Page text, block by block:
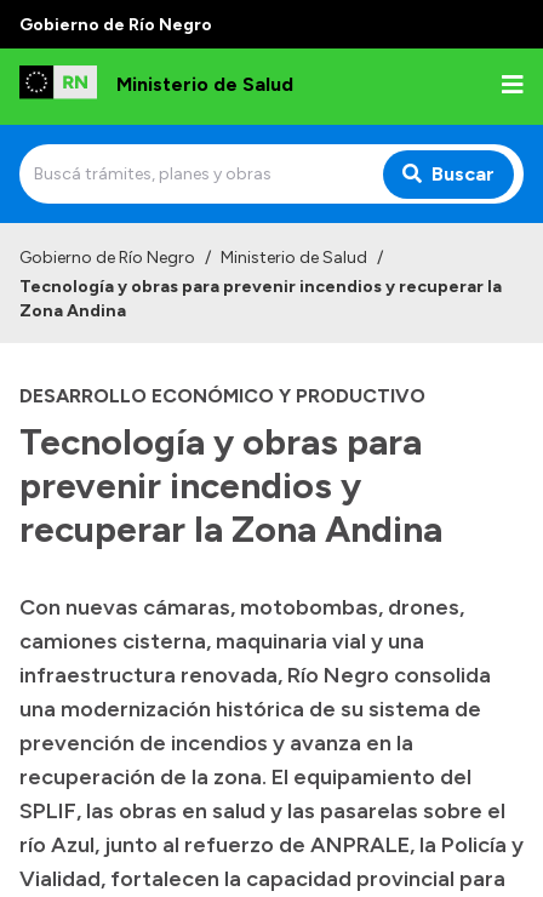
Gobierno de Río Negro
Ministerio de Salud
Buscar
Institucional
Autoridades
Consejos locales
Transparencia
Boletín Oficial
Compras y licitaciones
Consulta de expedientes
Consulta de pago a proveedores
Convocatorias
Intranet
Gobierno de Río Negro / Ministerio de Salud /
Tecnología y obras para prevenir incendios y recuperar la
Zona Andina
DESARROLLO ECONÓMICO Y PRODUCTIVO
Tecnología y obras para
prevenir incendios y
recuperar la Zona Andina
Con nuevas cámaras, motobombas, drones,
camiones cisterna, maquinaria vial y una
infraestructura renovada, Río Negro consolida
una modernización histórica de su sistema de
prevención de incendios y avanza en la
recuperación de la zona. El equipamiento del
SPLIF, las obras en salud y las pasarelas sobre el
río Azul, junto al refuerzo de ANPRALE, la Policía y
Vialidad, fortalecen la capacidad provincial para